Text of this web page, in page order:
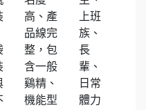
高、產
品線完
整，包
含一般
鷄精、
機能型
上班
族、
長
輩、
日常
體力